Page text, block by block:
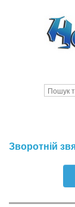
Зворотній